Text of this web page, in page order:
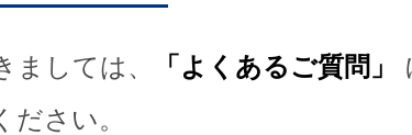
しては、 「よくあるご質問」
さい。